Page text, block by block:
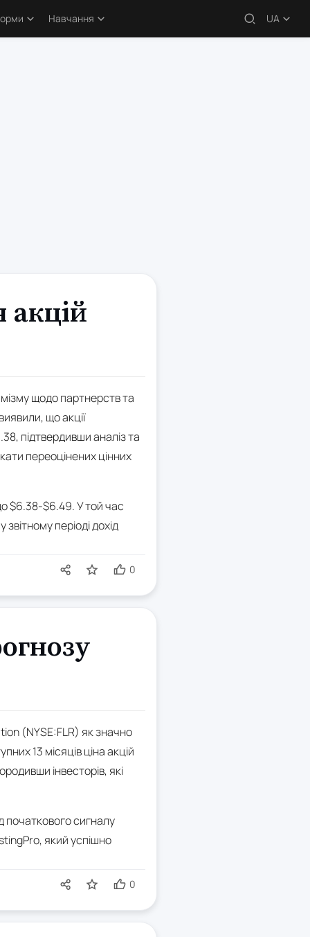
Навчання UA
акцій
щодо партнерств та
що акції
підтвердивши аналіз та
переоцінених цінних
$6.38-$6.49. У той час
періоді дохід
0
(NYSE:FLR) як значно
13 місяців ціна акцій
інвесторів, які
початкового сигналу
який успішно
0